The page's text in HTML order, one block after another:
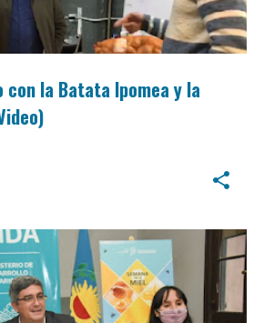
con la Batata Ipomea y la